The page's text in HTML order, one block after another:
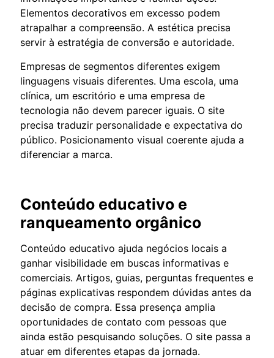
Elementos decorativos em excesso podem
atrapalhar a compreensão. A estética precisa
servir à estratégia de conversão e autoridade.
Empresas de segmentos diferentes exigem
linguagens visuais diferentes. Uma escola, uma
clínica, um escritório e uma empresa de
tecnologia não devem parecer iguais. O site
precisa traduzir personalidade e expectativa do
público. Posicionamento visual coerente ajuda a
diferenciar a marca.
Conteúdo educativo e
ranqueamento orgânico
Conteúdo educativo ajuda negócios locais a
ganhar visibilidade em buscas informativas e
comerciais. Artigos, guias, perguntas frequentes e
páginas explicativas respondem dúvidas antes da
decisão de compra. Essa presença amplia
oportunidades de contato com pessoas que
ainda estão pesquisando soluções. O site passa a
atuar em diferentes etapas da jornada.